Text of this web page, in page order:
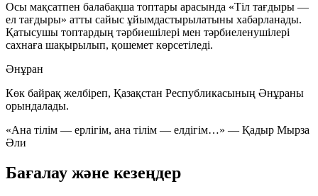
Осы мақсатпен балабақша топтары арасында «Тіл тағдыры —
ел тағдыры» атты сайыс ұйымдастырылатыны хабарланады.
Қатысушы топтардың тәрбиешілері мен тәрбиеленушілері
сахнаға шақырылып, қошемет көрсетіледі.
Әнұран
Көк байрақ желбіреп, Қазақстан Республикасының Әнұраны
орындалады.
«Ана тілім — ерлігім, ана тілім — елдігім…» — Қадыр Мырза
Әли
Бағалау және кезеңдер